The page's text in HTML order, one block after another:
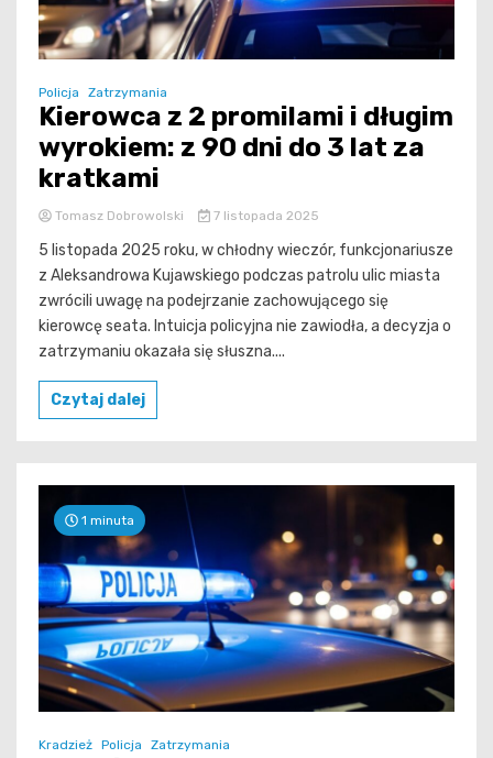
Policja Zatrzymania
Kierowca z 2 promilami i długim
wyrokiem: z 90 dni do 3 lat za
kratkami
Tomasz Dobrowolski 7 listopada 2025
5 listopada 2025 roku, w chłodny wieczór, funkcjonariusze
z Aleksandrowa Kujawskiego podczas patrolu ulic miasta
zwrócili uwagę na podejrzanie zachowującego się
kierowcę seata. Intuicja policyjna nie zawiodła, a decyzja o
zatrzymaniu okazała się słuszna....
Czytaj dalej
1 minuta
Kradzież Policja Zatrzymania